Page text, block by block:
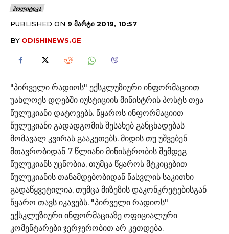
ᲞᲝᲚᲘᲢᲘᲙᲐ
PUBLISHED ON 9 ᲛᲐᲠᲢᲘ 2019, 10:57
BY ODISHINEWS.GE
"პირველი რადიოს" ექსკლუზიური ინფორმაციით
უახლოეს დღებში იუსტიციის მინისტრის პოსტს თეა
წულუკიანი დატოვებს. წყაროს ინფორმაციით
წულუკიანი გადადგომის შესახებ განცხადებას
მომავალ კვირას გააკეთებს. მიდის თუ უშვებენ
მთავრობიდან 7 წლიანი მინისტრობის შემდეგ
წულუკიანს უცნობია, თუმცა წყაროს მტკიცებით
წულუკიანის თანამდებობიდან წასვლის საკითხი
გადაწყვეტილია, თუმცა მიზეზის დაკონკრეტებისგან
წყარო თავს იკავებს. "პირველი რადიოს"
ექსკლუზიური ინფორმაციაზე ოფიციალური
კომენტარები ჯერჯერობით არ კეთდება.